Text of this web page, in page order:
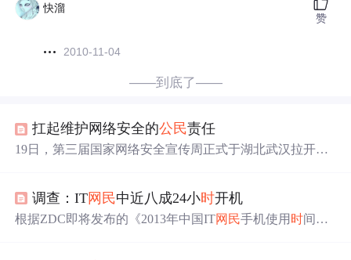
快溜
2010-11-04
赞
——到底了——
扛起维护网络安全的公民责任
19日，第三届国家网络安全宣传周正式于湖北武汉拉开序
安全靠人民”，是本届网络安全宣传周的主题。 随着互联
网的不断发展和快速普及，通过虚拟网络进行公共活动，
调查：IT网民中近八成24小时开机
根据ZDC即将发布的《2013年中国IT网民手机使用 时间调